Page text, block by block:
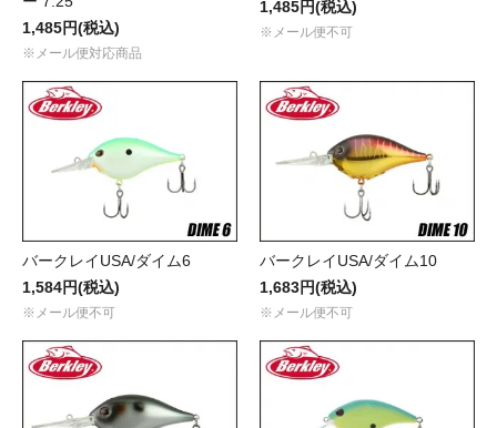
1,485円(税込)
※メール便対応商品
1,485円(税込)
※メール便不可
バークレイUSA/ダイム6
1,584円(税込)
※メール便不可
バークレイUSA/ダイム10
1,683円(税込)
※メール便不可